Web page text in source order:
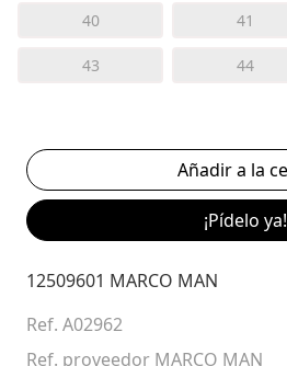
40 41
43 44
¡Pídelo ya!
12509601 MARCO MAN
Ref. A02962
Ref. proveedor MARCO MAN